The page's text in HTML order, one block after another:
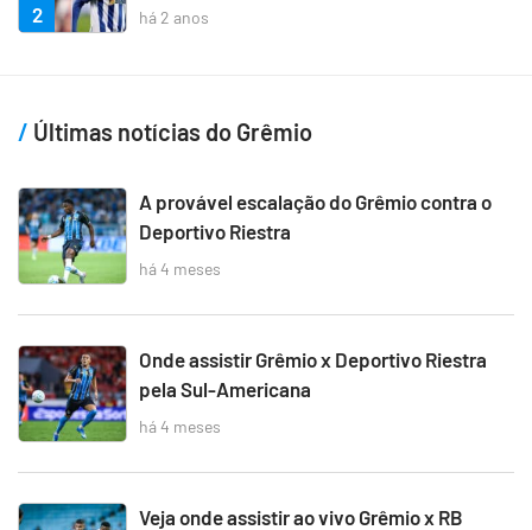
2 há 2 anos
Últimas notícias do Grêmio
A provável escalação do Grêmio contra o
Deportivo Riestra
há 4 meses
Onde assistir Grêmio x Deportivo Riestra
pela Sul-Americana
há 4 meses
Veja onde assistir ao vivo Grêmio x RB